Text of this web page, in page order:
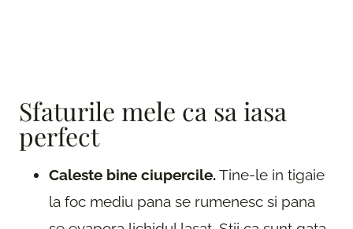
Sfaturile mele ca sa iasa
perfect
Caleste bine ciupercile.Tine-le in tigaie
la foc mediu pana se rumenesc si pana